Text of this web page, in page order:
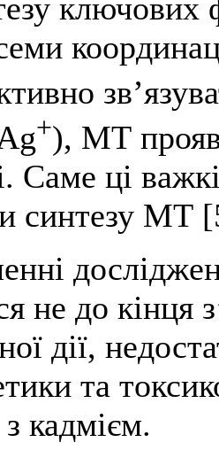
ключових
+), МТ
Саме ці
синтезу МТ
не до кінця
дії,
та
кадмієм.